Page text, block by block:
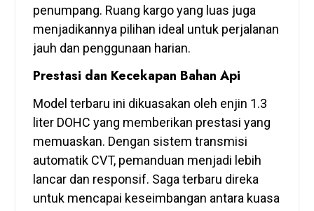
penumpang. Ruang kargo yang luas juga
menjadikannya pilihan ideal untuk perjalanan
jauh dan penggunaan harian.
Prestasi dan Kecekapan Bahan Api
Model terbaru ini dikuasakan oleh enjin 1.3
liter DOHC yang memberikan prestasi yang
memuaskan. Dengan sistem transmisi
automatik CVT, pemanduan menjadi lebih
lancar dan responsif. Saga terbaru direka
untuk mencapai keseimbangan antara kuasa